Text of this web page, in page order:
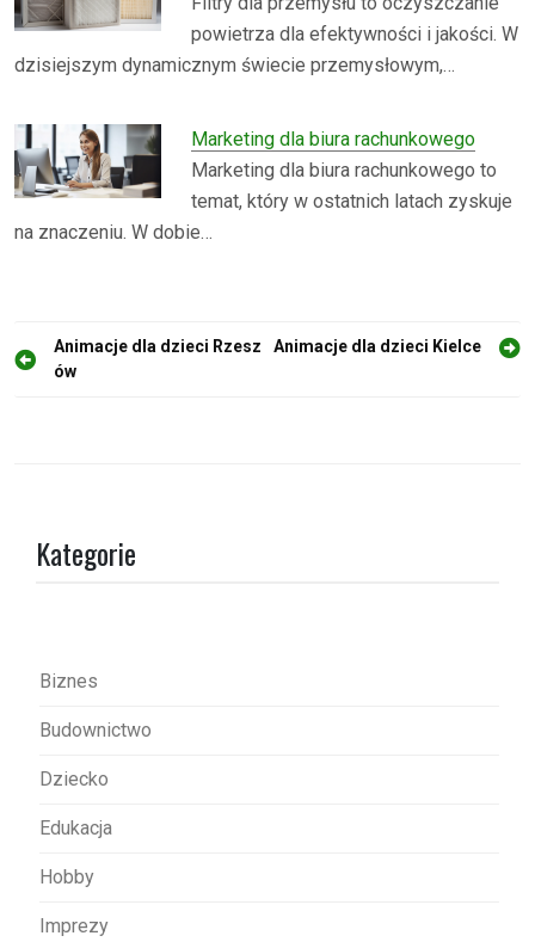
powietrza dla efektywności i jakości. W
dzisiejszym dynamicznym świecie przemysłowym,…
Marketing dla biura rachunkowego
Marketing dla biura rachunkowego to
temat, który w ostatnich latach zyskuje
na znaczeniu. W dobie…
N
Animacje dla dzieci Rzesz
ów
Animacje dla dzieci Kielce
Kategorie
Biznes
Budownictwo
Dziecko
Edukacja
Hobby
Imprezy